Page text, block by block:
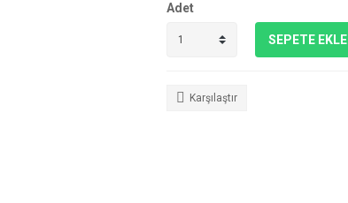
Adet
SEPETE EKLE
Karşılaştır